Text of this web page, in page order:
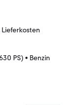
Lieferkosten
PS) • Benzin